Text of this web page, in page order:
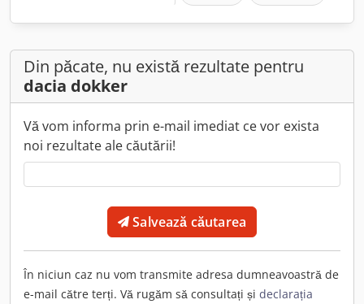
Din păcate, nu există rezultate pentru
dacia dokker
Vă vom informa prin e-mail imediat ce vor exista
noi rezultate ale căutării!
Salvează căutarea
În niciun caz nu vom transmite adresa dumneavoastră de
e-mail către terți. Vă rugăm să consultați și declarația